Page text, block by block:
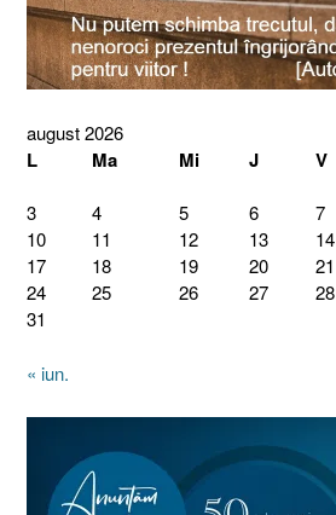
august 2026
L Ma Mi J V
3
4 5 6 7
10
11 12 13 14
17
18 19 20 21
24
25 26 27 28
31
« iun.